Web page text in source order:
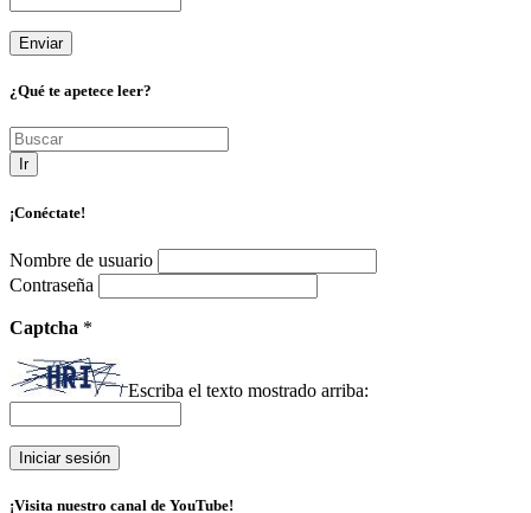
¿Qué te apetece leer?
Ir
¡Conéctate!
Nombre de usuario
Contraseña
Captcha *
Escriba el texto mostrado arriba:
¡Visita nuestro canal de YouTube!